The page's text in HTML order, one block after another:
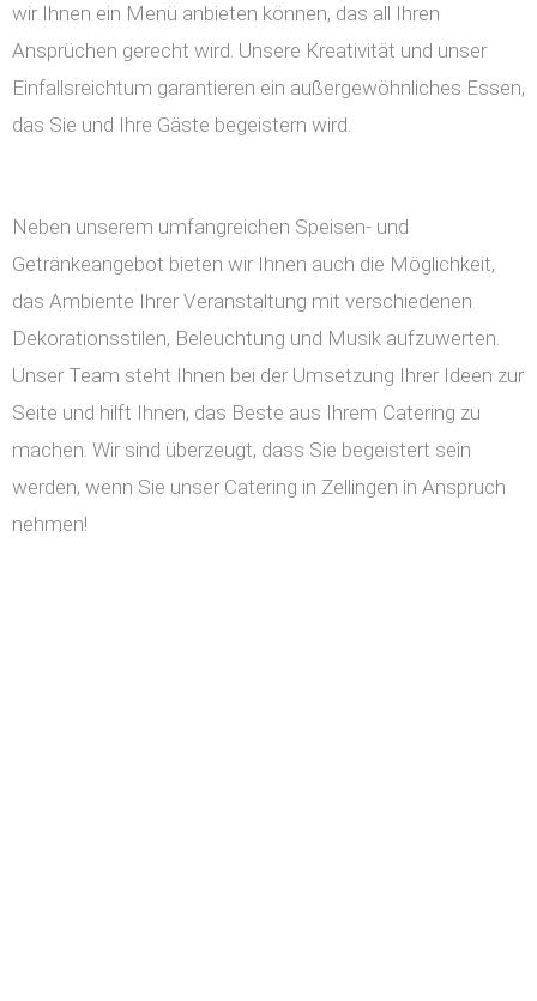
wir Ihnen ein Menü anbieten können, das all Ihren
Ansprüchen gerecht wird. Unsere Kreativität und unser
Einfallsreichtum garantieren ein außergewöhnliches Essen,
das Sie und Ihre Gäste begeistern wird.
Neben unserem umfangreichen Speisen- und
Getränkeangebot bieten wir Ihnen auch die Möglichkeit,
das Ambiente Ihrer Veranstaltung mit verschiedenen
Dekorationsstilen, Beleuchtung und Musik aufzuwerten.
Unser Team steht Ihnen bei der Umsetzung Ihrer Ideen zur
Seite und hilft Ihnen, das Beste aus Ihrem Catering zu
machen. Wir sind überzeugt, dass Sie begeistert sein
werden, wenn Sie unser Catering in Zellingen in Anspruch
nehmen!